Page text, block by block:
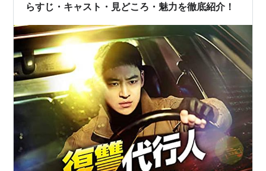
らすじ・キャスト・見どころ・魅力を徹底紹介！